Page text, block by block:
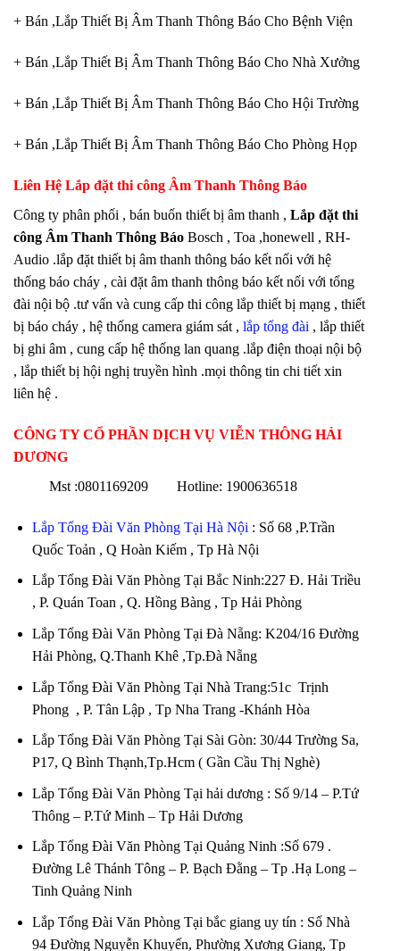
+ Bán ,Lắp Thiết Bị Âm Thanh Thông Báo Cho Bệnh Viện
+ Bán ,Lắp Thiết Bị Âm Thanh Thông Báo Cho Nhà Xưởng
+ Bán ,Lắp Thiết Bị Âm Thanh Thông Báo Cho Hội Trường
+ Bán ,Lắp Thiết Bị Âm Thanh Thông Báo Cho Phòng Họp
Liên Hệ Lắp đặt thi công Âm Thanh Thông Báo
Công ty phân phối , bán buốn thiết bị âm thanh , Lắp đặt thi
công Âm Thanh Thông Báo Bosch , Toa ,honewell , RH-
Audio .lắp đặt thiết bị âm thanh thông báo kết nối với hệ
thống báo cháy , cài đặt âm thanh thông báo kết nối với tổng
đài nội bộ .tư vấn và cung cấp thi công lắp thiết bị mạng , thiết
bị báo cháy , hệ thống camera giám sát , lắp tổng đài , lắp thiết
bị ghi âm , cung cấp hệ thống lan quang .lắp điện thoại nội bộ
, lắp thiết bị hội nghị truyền hình .mọi thông tin chi tiết xin
liên hệ .
CÔNG TY CỔ PHẦN DỊCH VỤ VIỄN THÔNG HẢI
DƯƠNG
Mst :0801169209 Hotline: 1900636518
Lắp Tổng Đài Văn Phòng Tại Hà Nội : Số 68 ,P.Trần
Quốc Toản , Q Hoàn Kiếm , Tp Hà Nội
Lắp Tổng Đài Văn Phòng Tại Bắc Ninh:227 Đ. Hải Triều
, P. Quán Toan , Q. Hồng Bàng , Tp Hải Phòng
Lắp Tổng Đài Văn Phòng Tại Đà Nẵng: K204/16 Đường
Hải Phòng, Q.Thanh Khê ,Tp.Đà Nẵng
Lắp Tổng Đài Văn Phòng Tại Nhà Trang:51c Trịnh
Phong , P. Tân Lập , Tp Nha Trang -Khánh Hòa
Lắp Tổng Đài Văn Phòng Tại Sài Gòn: 30/44 Trường Sa,
P17, Q Bình Thạnh,Tp.Hcm ( Gần Cầu Thị Nghè)
Lắp Tổng Đài Văn Phòng Tại hải dương : Số 9/14 – P.Tứ
Thông – P.Tứ Minh – Tp Hải Dương
Lắp Tổng Đài Văn Phòng Tại Quảng Ninh :Số 679 .
Đường Lê Thánh Tông – P. Bạch Đằng – Tp .Hạ Long –
Tinh Quảng Ninh
Lắp Tổng Đài Văn Phòng Tại bắc giang uy tín : Số Nhà
94 Đường Nguyễn Khuyến, Phường Xương Giang, Tp